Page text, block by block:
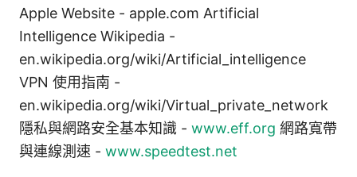
Apple Website - apple.com Artificial
Intelligence Wikipedia -
en.wikipedia.org/wiki/Artificial_intelligence
VPN 使用指南 -
en.wikipedia.org/wiki/Virtual_private_network
隱私與網路安全基本知識 - www.eff.org 網路寬帶
與連線測速 - www.speedtest.net